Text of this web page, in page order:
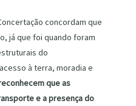
concordam que
já que foi quando foram
do
à terra, moradia e
que as
e a presença do